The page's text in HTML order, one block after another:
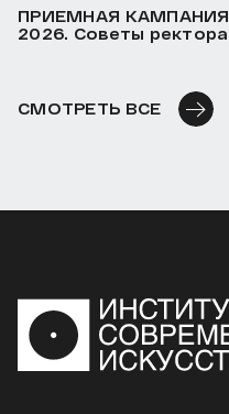
ПРИЕМНАЯ КАМПАНИЯ
2026. Советы ректора
СМОТРЕТЬ ВСЕ